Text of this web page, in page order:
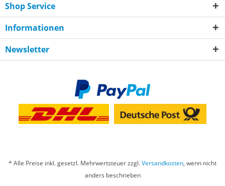
Shop Service
Informationen
Newsletter
* Alle Preise inkl. gesetzl. Mehrwertsteuer zzgl.Versandkosten, wenn nicht
anders beschrieben